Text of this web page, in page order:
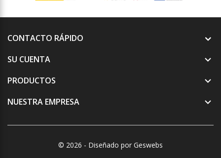
CONTACTO RÁPIDO
SU CUENTA

PRODUCTOS 
NUESTRA EMPRESA 
© 2026 - Diseñado por Geswebs